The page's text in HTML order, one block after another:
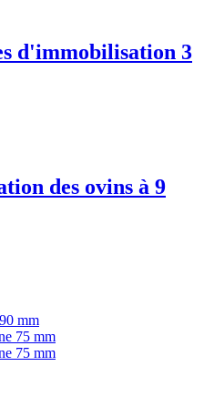
d'immobilisation 3
des ovins à 9
mm
75 mm
75 mm